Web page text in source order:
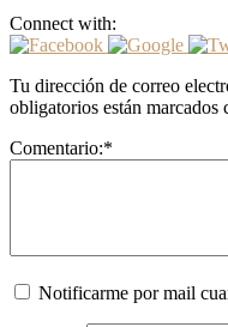
Connect with:
Tu dirección de correo
obligatorios están marcados
Comentario:*
Notificarme por mail